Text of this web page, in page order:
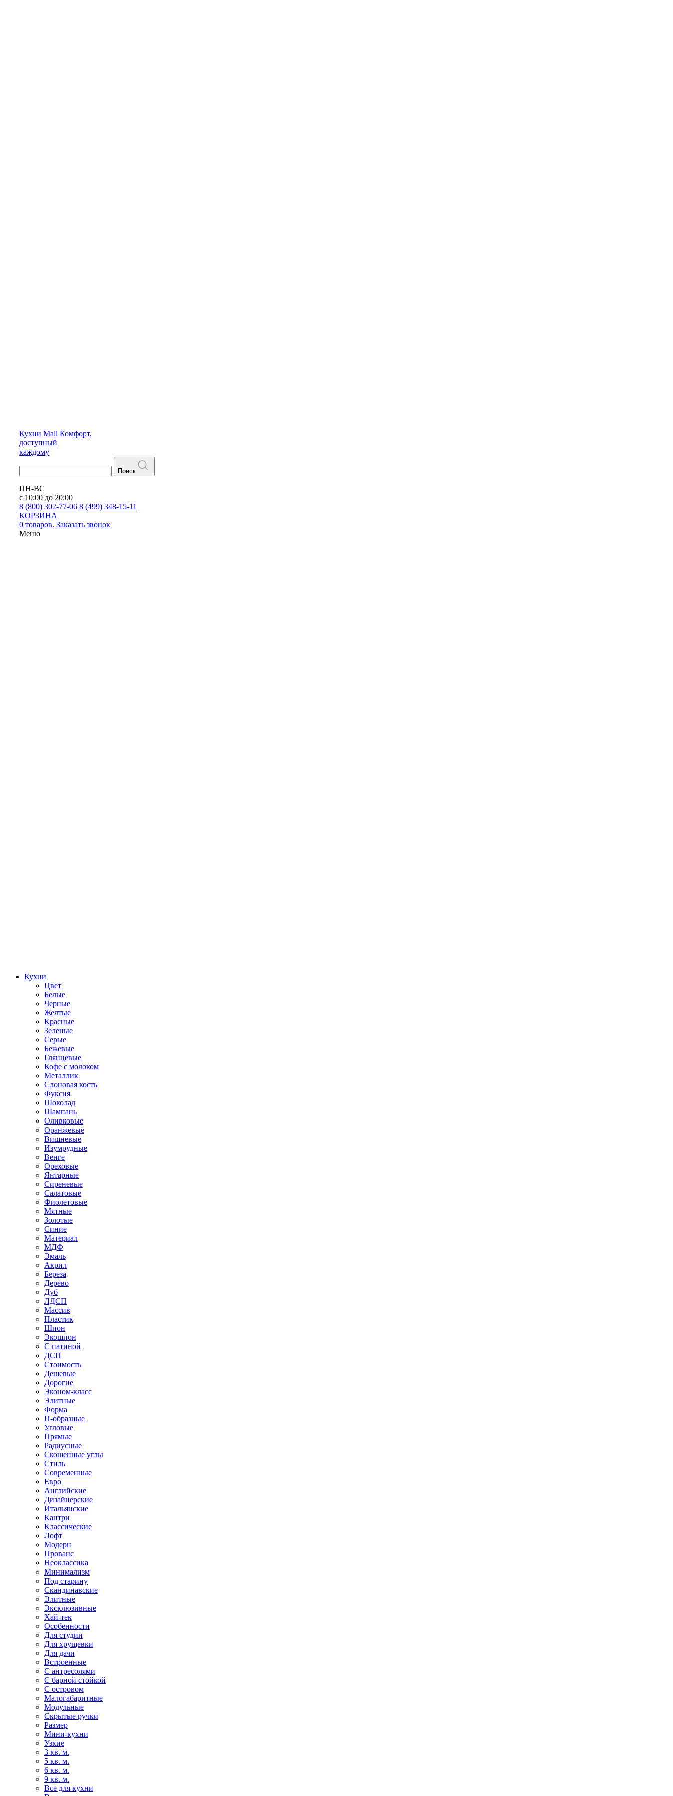
Кухни Mall Комфорт,
доступный
каждому
Поиск
ПН-ВС
с 10:00 до 20:00
8 (800) 302-77-06 8 (499) 348-15-11
КОРЗИНА
0 товаров. Заказать звонок
Меню
Кухни
Цвет
Белые
Черные
Желтые
Красные
Зеленые
Серые
Бежевые
Глянцевые
Кофе с молоком
Металлик
Слоновая кость
Фуксия
Шоколад
Шампань
Оливковые
Оранжевые
Вишневые
Изумрудные
Венге
Ореховые
Янтарные
Сиреневые
Салатовые
Фиолетовые
Мятные
Золотые
Синие
Материал
МДФ
Эмаль
Акрил
Береза
Дерево
Дуб
ЛДСП
Массив
Пластик
Шпон
Экошпон
С патиной
ДСП
Стоимость
Дешевые
Дорогие
Эконом-класс
Элитные
Форма
П-образные
Угловые
Прямые
Радиусные
Скошенные углы
Стиль
Современные
Евро
Английские
Дизайнерские
Итальянские
Кантри
Классические
Лофт
Модерн
Прованс
Неоклассика
Минимализм
Под старину
Скандинавские
Элитные
Эксклюзивные
Хай-тек
Особенности
Для студии
Для хрущевки
Для дачи
Встроенные
С антресолями
С барной стойкой
С островом
Малогабаритные
Модульные
Скрытые ручки
Размер
Мини-кухни
Узкие
3 кв. м.
5 кв. м.
6 кв. м.
9 кв. м.
Все для кухни